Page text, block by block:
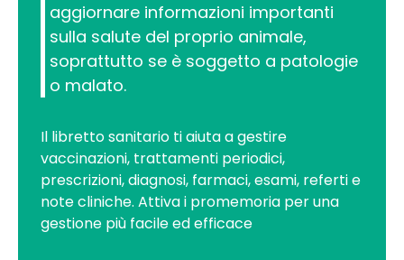
aggiornare informazioni importanti
sulla salute del proprio animale,
soprattutto se è soggetto a patologie
o malato.
Il libretto sanitario ti aiuta a gestire
vaccinazioni, trattamenti periodici,
prescrizioni, diagnosi, farmaci, esami, referti e
note cliniche. Attiva i promemoria per una
gestione più facile ed efficace